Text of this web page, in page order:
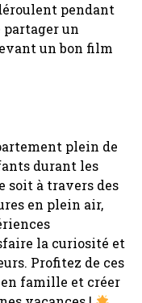
pendant
partager un
un bon film
plein de
durant les
soit à travers des
en plein air,
la curiosité et
Profitez de ces
famille et créer